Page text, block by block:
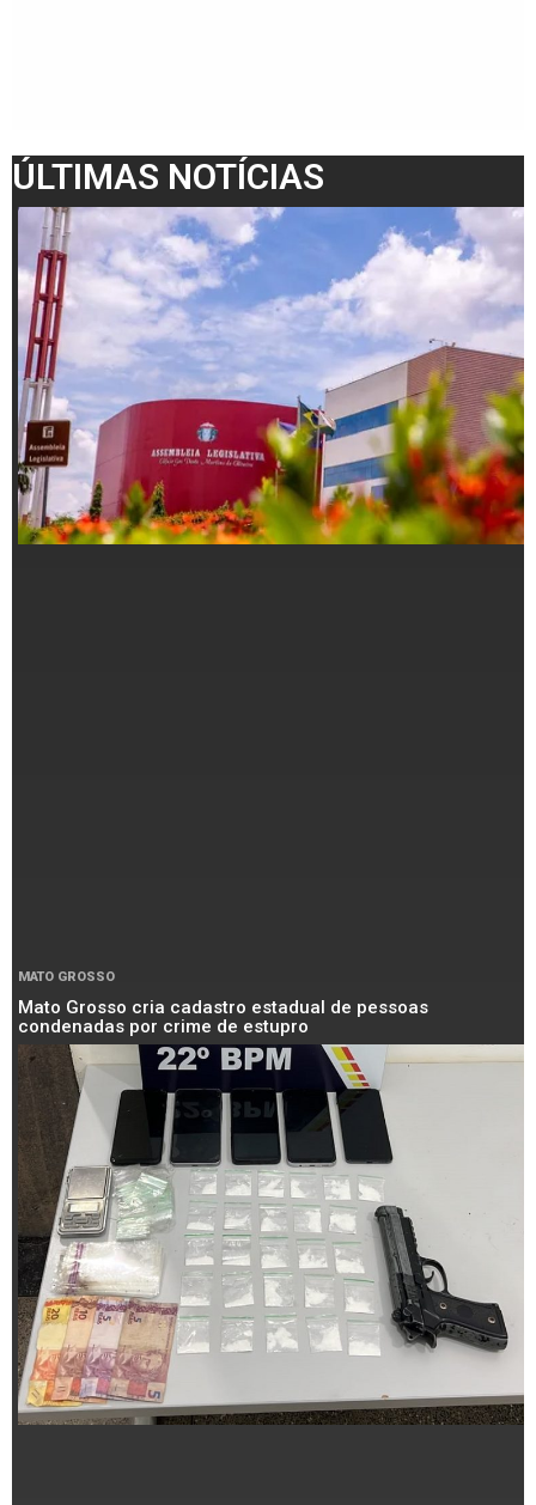
ÚLTIMAS NOTÍCIAS
MATO GROSSO
Mato Grosso cria cadastro estadual de pessoas
condenadas por crime de estupro